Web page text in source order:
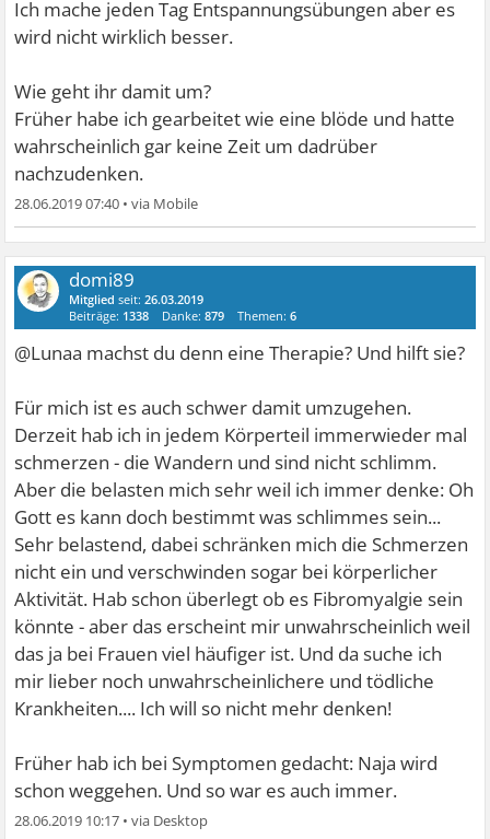
Ich mache jeden Tag Entspannungsübungen aber es
wird nicht wirklich besser.
Wie geht ihr damit um?
Früher habe ich gearbeitet wie eine blöde und hatte
wahrscheinlich gar keine Zeit um dadrüber
nachzudenken.
28.06.2019 07:40 •
domi89
Mitglied seit:26.03.2019
Beiträge: 1338 Danke:879 Themen:6
@Lunaa machst du denn eine Therapie? Und hilft sie?
Für mich ist es auch schwer damit umzugehen.
Derzeit hab ich in jedem Körperteil immerwieder mal
schmerzen - die Wandern und sind nicht schlimm.
Aber die belasten mich sehr weil ich immer denke: Oh
Gott es kann doch bestimmt was schlimmes sein...
Sehr belastend, dabei schränken mich die Schmerzen
nicht ein und verschwinden sogar bei körperlicher
Aktivität. Hab schon überlegt ob es Fibromyalgie sein
könnte - aber das erscheint mir unwahrscheinlich weil
das ja bei Frauen viel häufiger ist. Und da suche ich
mir lieber noch unwahrscheinlichere und tödliche
Krankheiten.... Ich will so nicht mehr denken!
Früher hab ich bei Symptomen gedacht: Naja wird
schon weggehen. Und so war es auch immer.
28.06.2019 10:17 •